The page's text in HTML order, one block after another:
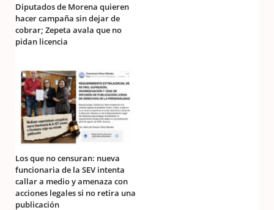
Diputados de Morena quieren
hacer campaña sin dejar de
cobrar; Zepeta avala que no
pidan licencia
Los que no censuran: nueva
funcionaria de la SEV intenta
callar a medio y amenaza con
acciones legales si no retira una
publicación